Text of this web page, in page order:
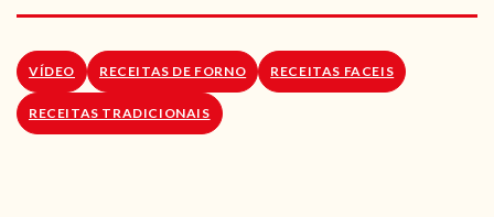
RECEITAS VEGGIE
SOBRE NÓS
LOJA ONLINE
VÍDEO RECEITAS DE FORNO RECEITAS FACEIS
RECEITAS TRADICIONAIS